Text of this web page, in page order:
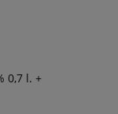
0,7 l. +